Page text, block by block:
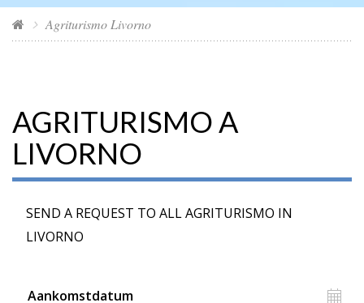
Agriturismo Livorno
AGRITURISMO A
LIVORNO
SEND A REQUEST TO ALL AGRITURISMO IN
LIVORNO